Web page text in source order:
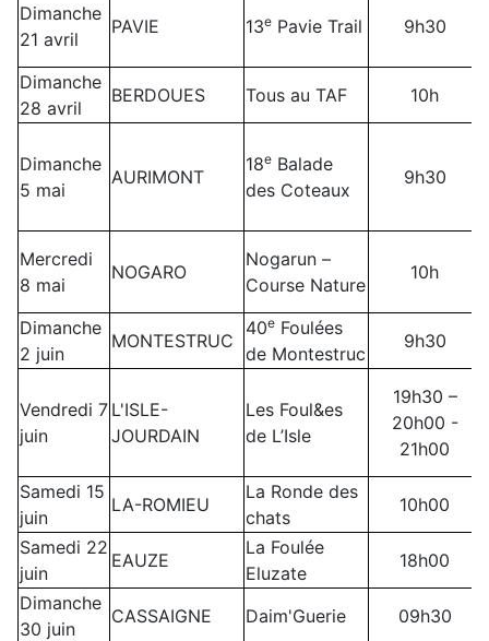
Dimanche
21 avril
PAVIE 13e Pavie Trail 9h30
Dimanche
28 avril
BERDOUES Tous au TAF 10h
Dimanche
5 mai
AURIMONT
18e Balade
des Coteaux
9h30
Mercredi
8 mai
NOGARO
Nogarun –
Course Nature
10h
Dimanche
2 juin
MONTESTRUC
40e Foulées
de Montestruc
9h30
Vendredi 7
juin
L'ISLE-
JOURDAIN
Les Foul&es
de L’Isle
19h30 –
20h00 -
21h00
Samedi 15
juin
LA-ROMIEU
La Ronde des
chats
10h00
Samedi 22
juin
EAUZE
La Foulée
Eluzate
18h00
Dimanche
30 juin
CASSAIGNE Daim'Guerie 09h30